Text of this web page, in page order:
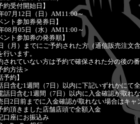
約受付開始日】
07月12日（日）AM11:00～
ント参加券発券日】
08月05日（水）AM11:00～
ント参加券の発券順】
（月）までにご予約された方（通信販売注文
行います。
されていない方は予約で確保された分の後の
約方法＞
予約】
日含む1週間（7日）以内に下記いずれかにて
話日含む1週間（7日）以内に入金確認が取れ
日2日前までに入金確認が取れない場合はキャ
約頂きました店舗店頭で全額入金
口座にお振込み